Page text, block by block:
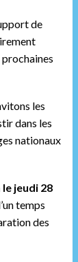
de
les
dans les
nationaux
jeudi 28
temps
des